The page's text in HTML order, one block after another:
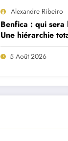
Alexandre Ribeiro
Benfica : qui sera
Une hiérarchie
deux départs
5 Août 2026